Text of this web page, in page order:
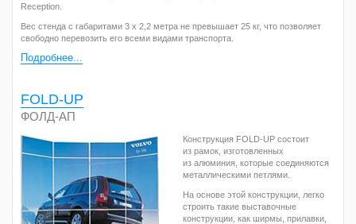
Reception.
Вес стенда с габаритами 3 х 2,2 метра не превышает 25 кг, что позволяет
свободно перевозить его всеми видами транспорта.
Подробнее...
FOLD-UP
ФОЛД-АП
Конструкция FOLD-UP состоит
из рамок, изготовленных
из алюминия, которые соединяются
металлическими петлями.
На основе этой конструкции, легко
строить такие выставочные
конструкции, как ширмы, прилавки,